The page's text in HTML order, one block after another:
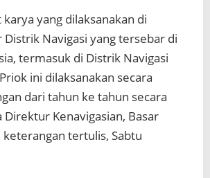
yang dilaksanakan di
Navigasi yang tersebar di
termasuk di Distrik Navigasi
ini dilaksanakan secara
dari tahun ke tahun secara
Direktur Kenavigasian, Basar
tertulis, Sabtu